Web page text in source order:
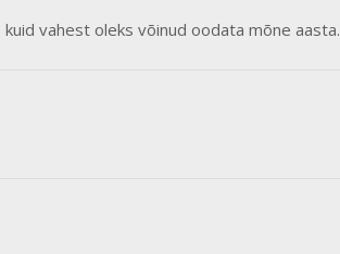
vahest oleks võinud oodata mõne aasta.